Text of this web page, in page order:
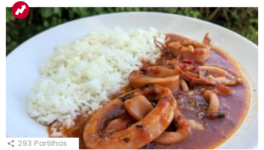
293 Partilhas